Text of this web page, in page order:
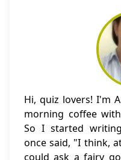
Hi, quiz lovers! I'm
morning coffee
So I started
once said, "I think,
could ask a fairy